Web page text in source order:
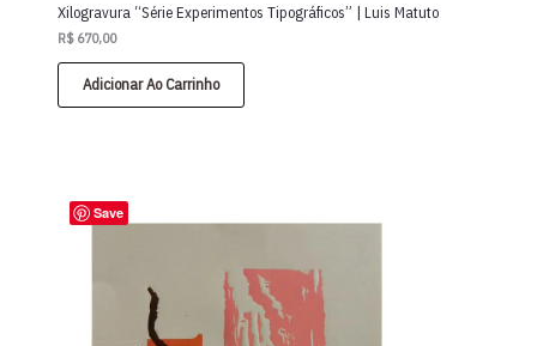
Xilogravura “Série Experimentos Tipográficos” | Luis Matuto
R$ 670,00
Adicionar Ao Carrinho
Save